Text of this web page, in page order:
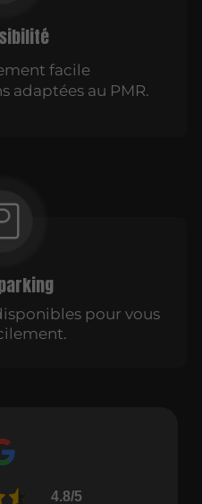
facile
adaptées au PMR.
pour vous